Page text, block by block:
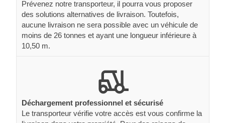
Prévenez notre transporteur, il pourra vous proposer
des solutions alternatives de livraison. Toutefois,
aucune livraison ne sera possible avec un véhicule de
moins de 26 tonnes et ayant une longueur inférieure à
10,50 m.
Déchargement professionnel et sécurisé
Le transporteur vérifie votre accès est vous confirme la